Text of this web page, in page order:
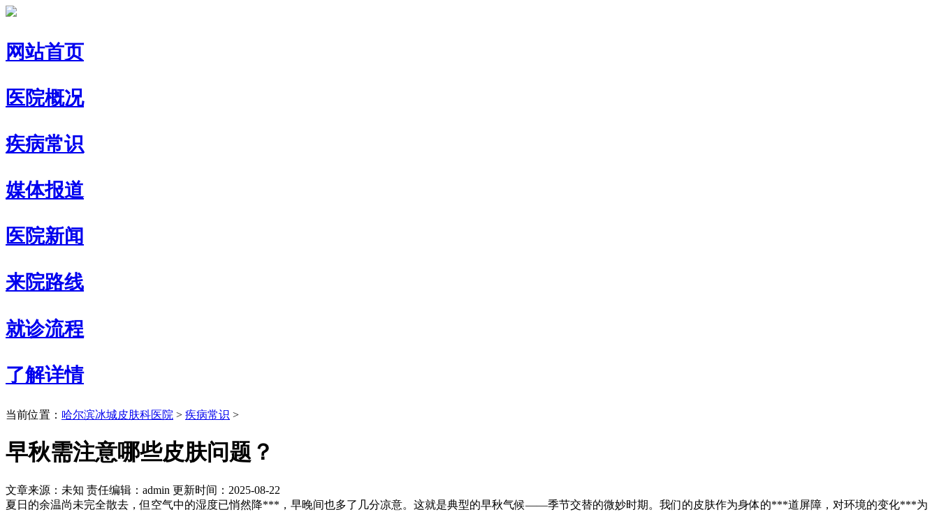
网站首页
医院概况
疾病常识
媒体报道
医院新闻
来院路线
就诊流程
了解详情
当前位置： 哈尔滨冰城皮肤科医院 > 疾病常识 >
早秋需注意哪些皮肤问题？
文章来源：未知 责任编辑：admin 更新时间：2025-08-22
夏日的余温尚未完全散去，但空气中的湿度已悄然降***，早晚间也多了几分凉意。这就是典型的早秋气候——季节交替的微妙时期。我们的皮肤作为身体的***道屏障，对环境的变化***为